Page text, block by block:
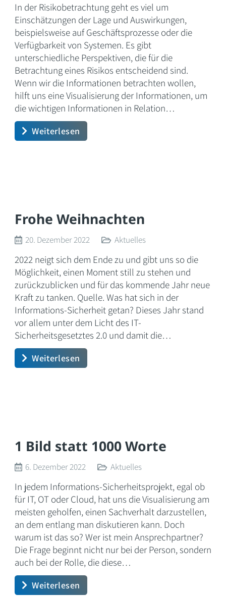
In der Risikobetrachtung geht es viel um
Einschätzungen der Lage und Auswirkungen,
beispielsweise auf Geschäftsprozesse oder die
Verfügbarkeit von Systemen. Es gibt
unterschiedliche Perspektiven, die für die
Betrachtung eines Risikos entscheidend sind.
Wenn wir die Informationen betrachten wollen,
hilft uns eine Visualisierung der Informationen, um
die wichtigen Informationen in Relation…
Weiterlesen
Frohe Weihnachten
20. Dezember 2022 Aktuelles
2022 neigt sich dem Ende zu und gibt uns so die
Möglichkeit, einen Moment still zu stehen und
zurückzublicken und für das kommende Jahr neue
Kraft zu tanken. Quelle. Was hat sich in der
Informations-Sicherheit getan? Dieses Jahr stand
vor allem unter dem Licht des IT-
Sicherheitsgesetztes 2.0 und damit die…
Weiterlesen
1 Bild statt 1000 Worte
6. Dezember 2022 Aktuelles
In jedem Informations-Sicherheitsprojekt, egal ob
für IT, OT oder Cloud, hat uns die Visualisierung am
meisten geholfen, einen Sachverhalt darzustellen,
an dem entlang man diskutieren kann. Doch
warum ist das so? Wer ist mein Ansprechpartner?
Die Frage beginnt nicht nur bei der Person, sondern
auch bei der Rolle, die diese…
Weiterlesen